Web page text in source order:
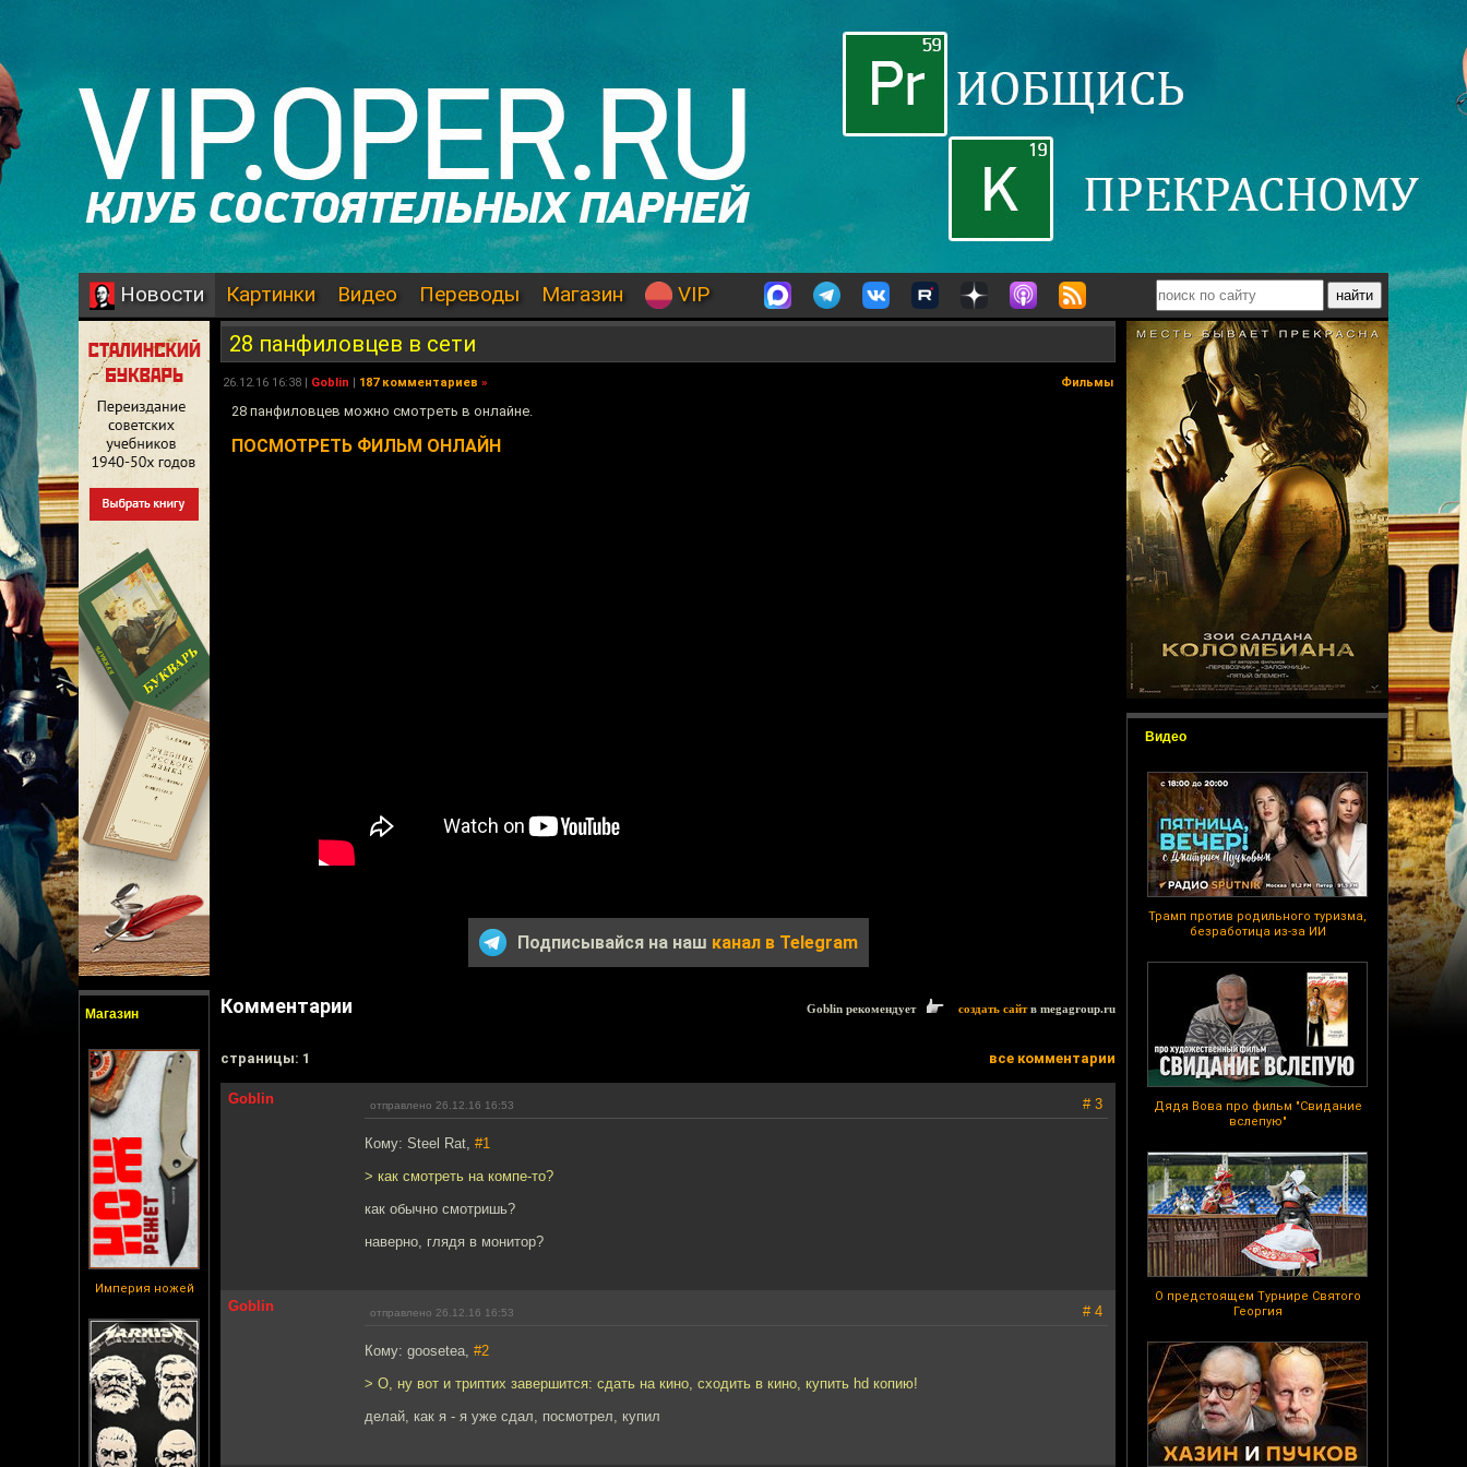
Новости Картинки Видео Переводы Магазин VIP
Магазин
Империя ножей
Видео
Трамп против родильного туризма,
безработица из-за ИИ
Дядя Вова про фильм "Свидание
вслепую"
О предстоящем Турнире Святого
Георгия
28 панфиловцев в сети
26.12.16 16:38 | Goblin | 187 комментариев » Фильмы
28 панфиловцев можно смотреть в онлайне.
ПОСМОТРЕТЬ ФИЛЬМ ОНЛАЙН
Подписывайся на наш канал в Telegram
Комментарии Goblin рекомендует создать сайтв megagroup.ru
cтраницы: 1 все комментарии
Goblin отправлено 26.12.16 16:53 # 3
Кому: Steel Rat, #1
> как смотреть на компе-то?
как обычно смотришь?
наверно, глядя в монитор?
Goblin отправлено 26.12.16 16:53 # 4
Кому: goosetea, #2
> О, ну вот и триптих завершится: сдать на кино, сходить в кино, купить hd копию!
делай, как я - я уже сдал, посмотрел, купил